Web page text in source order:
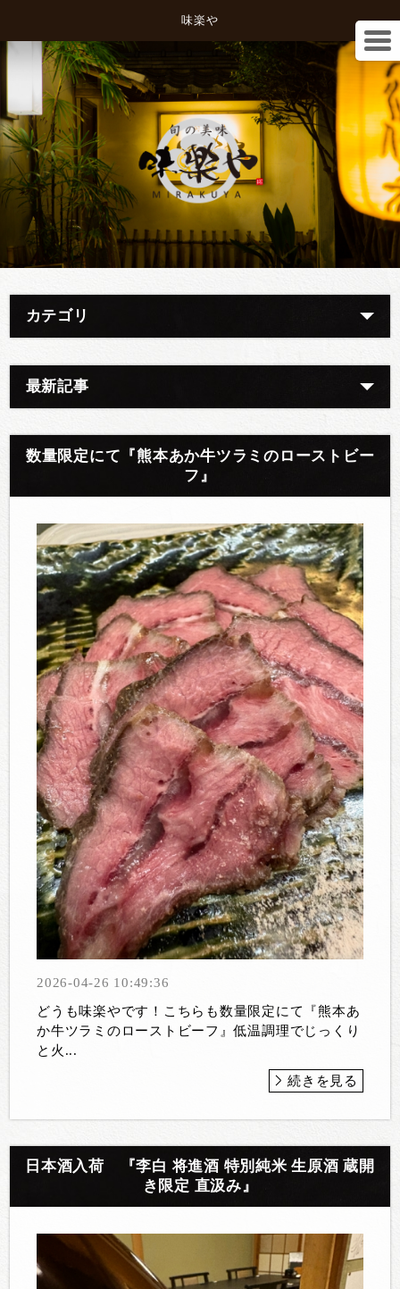
味楽や
カテゴリ
最新記事
数量限定にて『熊本あか牛ツラミのローストビー
フ』
2026-04-26 10:49:36
どうも味楽やです！こちらも数量限定にて『熊本あ
か牛ツラミのローストビーフ』低温調理でじっくり
と火...
続きを見る
日本酒入荷 『李白 将進酒 特別純米 生原酒 蔵開
き限定 直汲み』